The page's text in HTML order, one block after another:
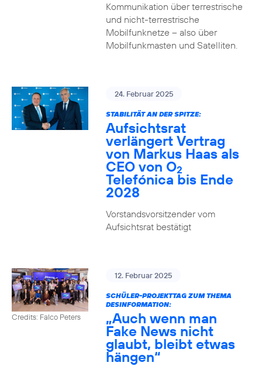
Kommunikation über terrestrische
und nicht-terrestrische
Mobilfunknetze – also über
Mobilfunkmasten und Satelliten.
24. Februar 2025
STABILITÄT AN DER SPITZE:
Aufsichtsrat
verlängert Vertrag
von Markus Haas als
CEO von O2
Telefónica bis Ende
2028
Vorstandsvorsitzender vom
Aufsichtsrat bestätigt
Credits: Falco Peters
12. Februar 2025
SCHÜLER-PROJEKTTAG ZUM THEMA
DESINFORMATION:
„Auch wenn man
Fake News nicht
glaubt, bleibt etwas
hängen“